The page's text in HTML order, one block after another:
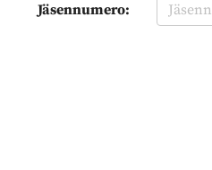
Jäsennumero: